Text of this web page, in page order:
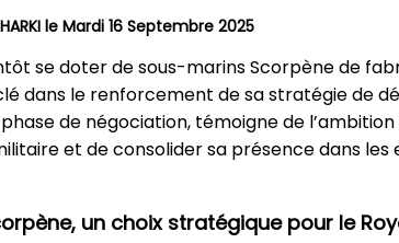
le Mardi 16 Septembre 2025
se doter de sous-marins Scorpène de
dans le renforcement de sa stratégie de
de négociation, témoigne de l’ambition
et de consolider sa présence dans les
un choix stratégique pour le